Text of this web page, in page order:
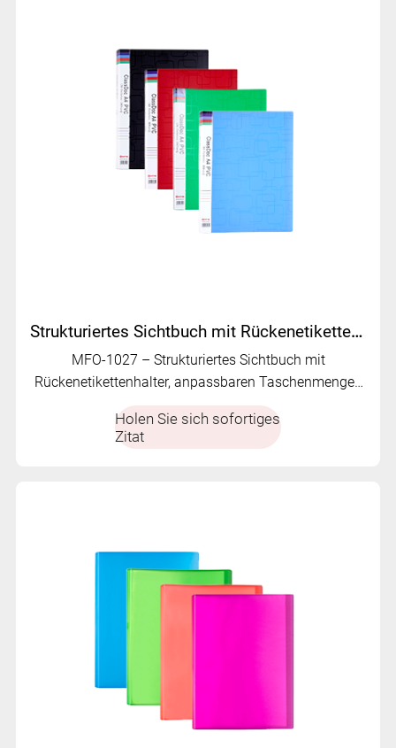
Strukturiertes Sichtbuch mit Rückenetikettenhalter | MFO-1027
MFO-1027 – Strukturiertes Sichtbuch mit
Rückenetikettenhalter, anpassbaren Taschenmengen
Präsentation und Ablage von Dokumenten.
Holen Sie sich sofortiges
Zitat